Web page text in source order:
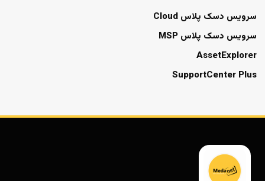
سرویس دسک پلاس Cloud
سرویس دسک پلاس MSP
AssetExplorer
SupportCenter Plus